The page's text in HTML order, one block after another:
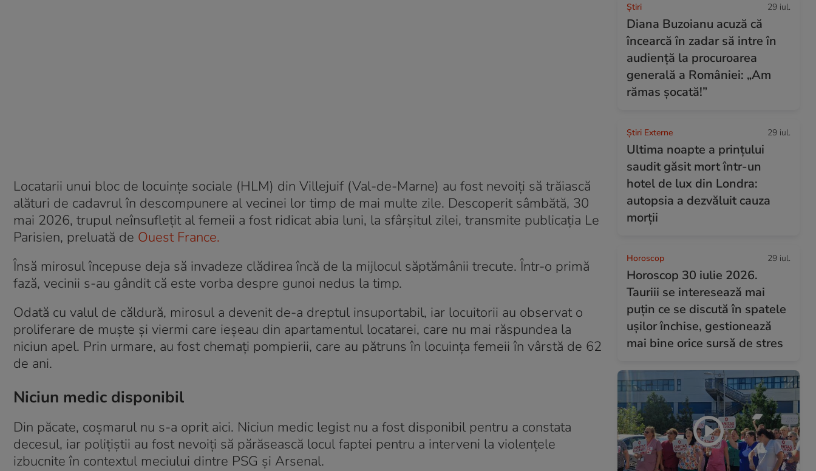
Locatarii unui bloc de locuințe sociale (HLM) din Villejuif (Val-de-Marne) au fost nevoiți să trăiască
alături de cadavrul în descompunere al vecinei lor timp de mai multe zile. Descoperit sâmbătă, 30
mai 2026, trupul neînsuflețit al femeii a fost ridicat abia luni, la sfârșitul zilei, transmite publicația Le
Parisien, preluată de Ouest France.
Însă mirosul începuse deja să invadeze clădirea încă de la mijlocul săptămânii trecute. Într-o primă
fază, vecinii s-au gândit că este vorba despre gunoi nedus la timp.
Odată cu valul de căldură, mirosul a devenit de-a dreptul insuportabil, iar locuitorii au observat o
proliferare de muște și viermi care ieșeau din apartamentul locatarei, care nu mai răspundea la
niciun apel. Prin urmare, au fost chemați pompierii, care au pătruns în locuința femeii în vârstă de 62
de ani.
Niciun medic disponibil
Din păcate, coșmarul nu s-a oprit aici. Niciun medic legist nu a fost disponibil pentru a constata
decesul, iar polițiștii au fost nevoiți să părăsească locul faptei pentru a interveni la violențele
izbucnite în contextul meciului dintre PSG și Arsenal.
Ştiri 29 iul.
Diana Buzoianu acuză că
încearcă în zadar să intre în
audiență la procuroarea
generală a României: „Am
rămas șocată!”
Știri Externe 29 iul.
Ultima noapte a prințului
saudit găsit mort într-un
hotel de lux din Londra:
autopsia a dezvăluit cauza
morții
Horoscop 29 iul.
Horoscop 30 iulie 2026.
Tauriii se interesează mai
puțin ce se discută în spatele
ușilor închise, gestionează
mai bine orice sursă de stres